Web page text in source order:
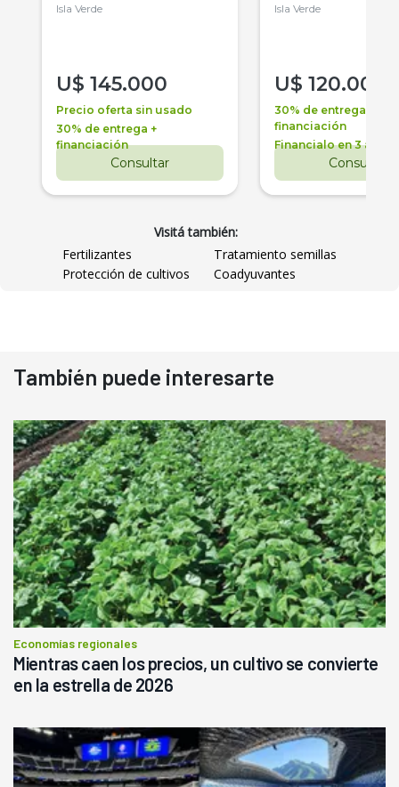
Isla Verde
U$ 145.000
Precio oferta sin usado
30% de entrega +
financiación
Consultar
Isla Verde
U$ 120.000
30% de entrega +
financiación
Financialo en 3 años
Consultar
Visitá también:
Fertilizantes
Tratamiento semillas
Protección de cultivos
Coadyuvantes
También puede interesarte
Economías regionales
Mientras caen los precios, un cultivo se convierte
en la estrella de 2026